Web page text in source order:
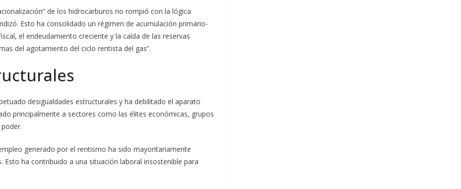
de los hidrocarburos no rompió con la lógica
Esto ha consolidado un régimen de acumulación primario-
el endeudamiento creciente y la caída de las reservas
del agotamiento del ciclo rentista del gas”.
desigualdades estructurales y ha debilitado el aparato
principalmente a sectores como las élites económicas, grupos
generado por el rentismo ha sido mayoritariamente
ha contribuido a una situación laboral insostenible para